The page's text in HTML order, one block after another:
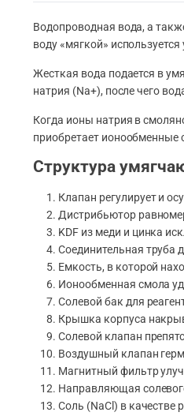
Водопроводная вода, а
воду «мягкой»
Жесткая вода подается в
натрия (Na+), после чего
Когда ионы натрия в
приобретает ионообменные
Структура
Клапан регулирует и
Дистрибьютор
KDF из меди и цинка
Соединительная труба
Емкость, в которой
Ионообменная смола
Солевой бак для
Крышка корпуса
Солевой клапан
Воздушный клапан
Магнитный фильтр
Направляющая
Соль (NaCl) в качестве